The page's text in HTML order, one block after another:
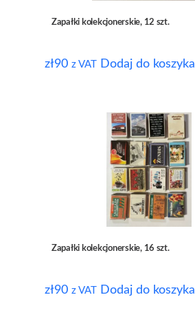
Zapałki kolekcjonerskie, 12 szt.
zł90 z VAT Dodaj do koszyka
Zapałki kolekcjonerskie, 16 szt.
zł90 z VAT Dodaj do koszyka